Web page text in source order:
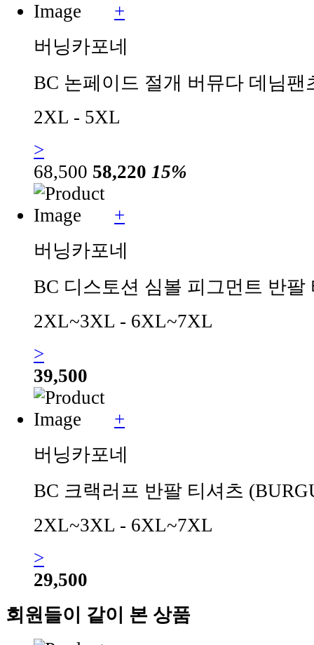
+
버닝카포네
BC 논페이드 절개 버뮤다 데님팬
2XL - 5XL
>
68,500 58,220 15%
+
버닝카포네
BC 디스토션 심볼 피그먼트 반
2XL~3XL - 6XL~7XL
>
39,500
+
버닝카포네
BC 크랙러프 반팔 티셔츠
2XL~3XL - 6XL~7XL
>
29,500
회원들이 같이 본 상품